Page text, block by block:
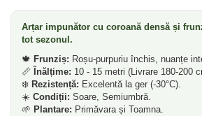
Arțar impunător cu coroană densă și
tot sezonul.
🍁 Frunziș: Roșu-purpuriu închis, nuanțe
📏 Înălțime: 10 - 15 metri (Livrare 180-200
❄️ Rezistență: Excelentă la ger (-30°C).
☀️ Condiții: Soare, Semiumbră.
🌱 Plantare: Primăvara și Toamna.